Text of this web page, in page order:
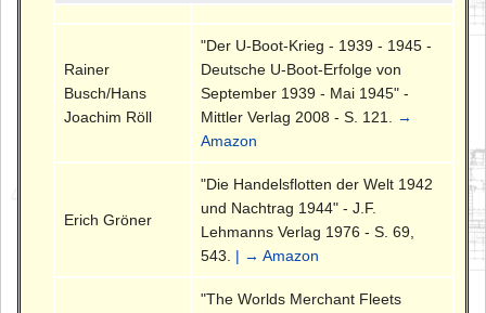
Rainer
Busch/Hans
Joachim Röll
"Der U-Boot-Krieg - 1939 - 1945 -
Deutsche U-Boot-Erfolge von
September 1939 - Mai 1945" -
Mittler Verlag 2008 - S. 121.
→
Amazon
Erich Gröner
"Die Handelsflotten der Welt 1942
und Nachtrag 1944" - J.F.
Lehmanns Verlag 1976 - S. 69,
543. | → Amazon
"The Worlds Merchant Fleets